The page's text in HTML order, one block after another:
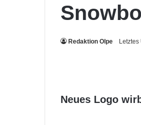
Redaktion Olpe Letztes
Neues Logo